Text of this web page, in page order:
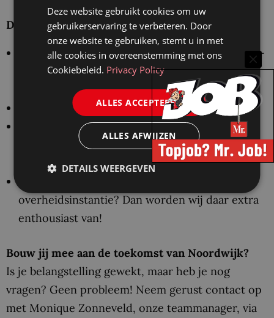
Dit neem jij mee naar de kust
Je hebt minimaal een afgeronde juridische hbo-
opleiding in de richting van het
Omgevingsrecht of Algemeen bestuursrecht;
Je hebt ervaring als jurist/ juridisch adviseur;
Je hebt kennis van de Omgevingswet,
handhaving en bouwen of zou je hier graag in
willen verdiepen;
overheidsinstantie? Dan worden wij daar extra
enthousiast van!
Bouw jij mee aan de toekomst van Noordwijk?
Is je belangstelling gewekt, maar heb je nog
vragen? Geen probleem! Neem gerust contact op
met Monique Zonneveld, onze teammanager, via
Deze website gebruikt cookies om uw
gebruikerservaring te verbeteren. Door
onze website te gebruiken, stemt u in met
alle cookies in overeenstemming met ons
Cookiebeleid. Privacy Policy
ALLES ACCEPTEREN
ALLES AFWIJZEN
DETAILS WEERGEVEN